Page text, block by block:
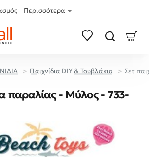
Περισσότερα
Παιχνίδια DIY & Τουβλάκια Σετ
παραλίας - Μύλος - 733-